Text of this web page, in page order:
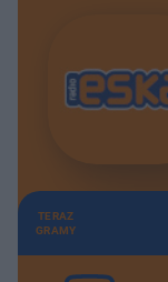
TERAZ
GRAMY